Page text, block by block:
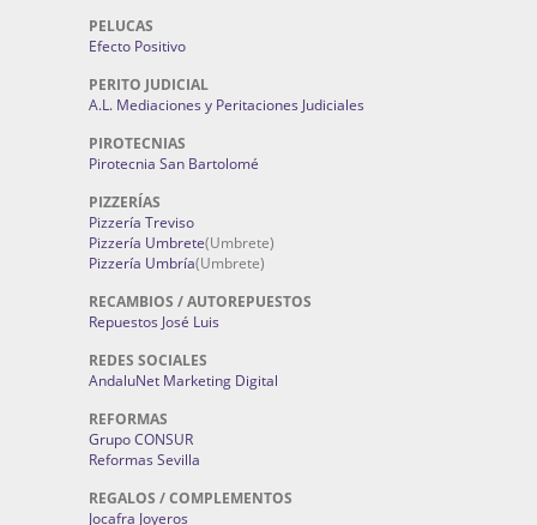
PELUCAS
Efecto Positivo
PERITO JUDICIAL
A.L. Mediaciones y Peritaciones Judiciales
PIROTECNIAS
Pirotecnia San Bartolomé
PIZZERÍAS
Pizzería Treviso
Pizzería Umbrete(Umbrete)
Pizzería Umbría(Umbrete)
RECAMBIOS / AUTOREPUESTOS
Repuestos José Luis
REDES SOCIALES
AndaluNet Marketing Digital
REFORMAS
Grupo CONSUR
Reformas Sevilla
REGALOS / COMPLEMENTOS
Jocafra Joyeros